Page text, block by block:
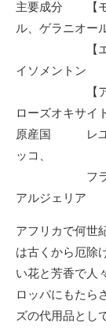
主要成分 【モ
ル、ゲラニオー
【エステル
イソメントン
【アルデヒ
ローズオキサイ
原産国 レユニ
ッコ、
フランス、
アルジェリア
アフリカで何世
は古くから厄除
い花と芳香で人
ロッパにもたら
ズの代用品とし